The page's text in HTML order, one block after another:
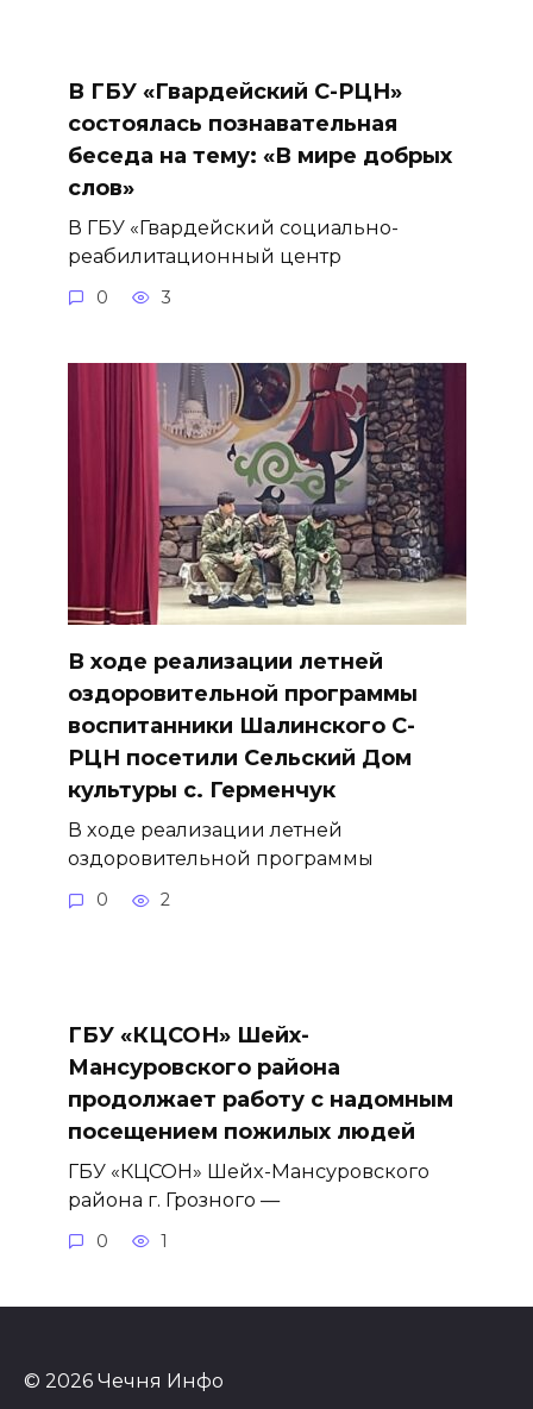
В ГБУ «Гвардейский С-РЦН»
состоялась познавательная
беседа на тему: «В мире добрых
слов»
В ГБУ «Гвардейский социально-
реабилитационный центр
0 3
В ходе реализации летней
оздоровительной программы
воспитанники Шалинского С-
РЦН посетили Сельский Дом
культуры с. Герменчук
В ходе реализации летней
оздоровительной программы
0 2
ГБУ «КЦСОН» Шейх-
Мансуровского района
продолжает работу с надомным
посещением пожилых людей
ГБУ «КЦСОН» Шейх-Мансуровского
района г. Грозного —
0 1
© 2026 Чечня Инфо